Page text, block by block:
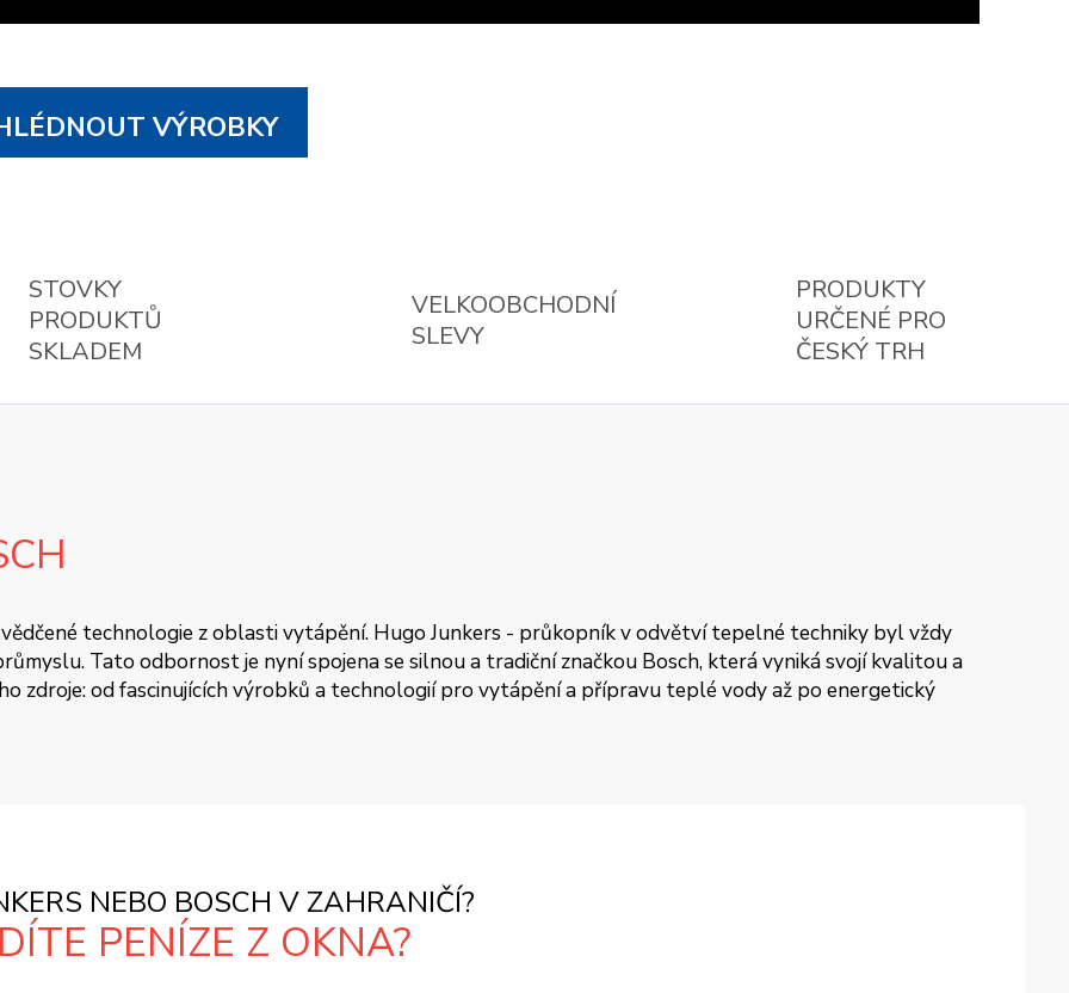
VÝROBKY
STOVKY
PRODUKTŮ
SKLADEM
VELKOOBCHODNÍ
SLEVY
PRODUKTY
URČENÉ PRO
ČESKÝ TRH
technologie z oblasti vytápění. Hugo Junkers - průkopník v odvětví tepelné techniky byl vždy
Tato odbornost je nyní spojena se silnou a tradiční značkou Bosch, která vyniká svojí kvalitou a
zdroje: od fascinujících výrobků a technologií pro vytápění a přípravu teplé vody až po energetický
NEBO BOSCH V ZAHRANIČÍ?
PENÍZE Z OKNA?